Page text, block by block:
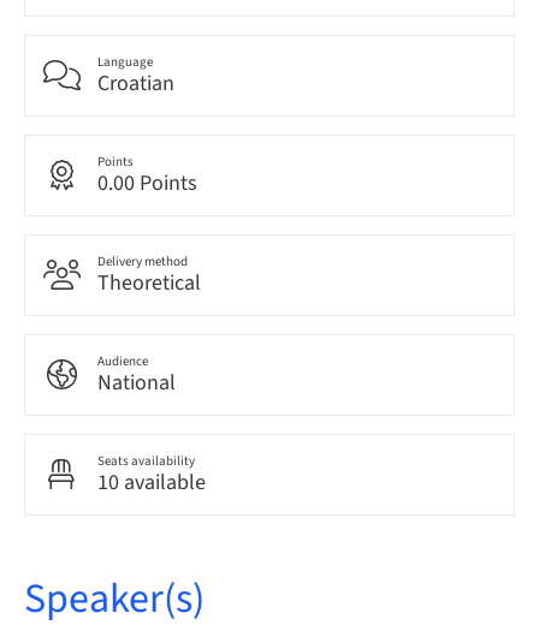
Language
Croatian
Points
0.00 Points
Delivery method
Theoretical
Audience
National
Seats availability
10 available
Speaker(s)